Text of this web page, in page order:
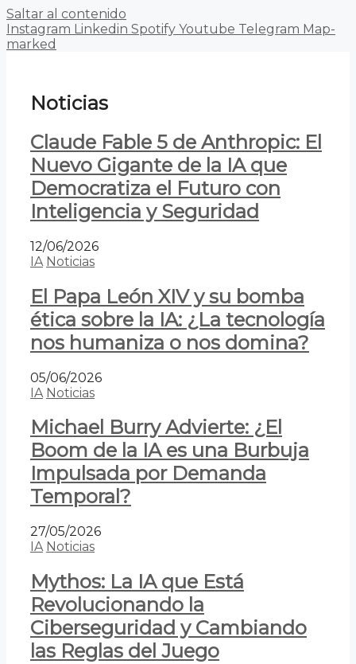
Saltar al contenido
Instagram Linkedin Spotify Youtube Telegram Map-
marked
Noticias
Claude Fable 5 de Anthropic: El
Nuevo Gigante de la IA que
Democratiza el Futuro con
Inteligencia y Seguridad
12/06/2026
IA Noticias
El Papa León XIV y su bomba
ética sobre la IA: ¿La tecnología
nos humaniza o nos domina?
05/06/2026
IA Noticias
Michael Burry Advierte: ¿El
Boom de la IA es una Burbuja
Impulsada por Demanda
Temporal?
27/05/2026
IA Noticias
Mythos: La IA que Está
Revolucionando la
Ciberseguridad y Cambiando
las Reglas del Juego